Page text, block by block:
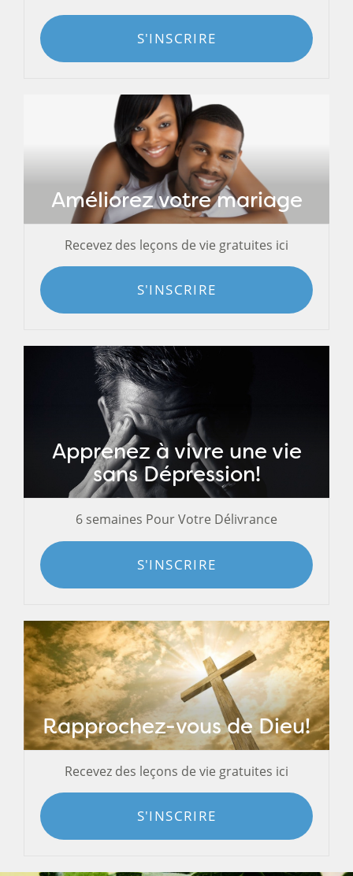
S'INSCRIRE
Améliorez votre mariage
Recevez des leçons de vie gratuites ici
S'INSCRIRE
Apprenez à vivre une vie
sans Dépression!
6 semaines Pour Votre Délivrance
S'INSCRIRE
Rapprochez-vous de Dieu!
Recevez des leçons de vie gratuites ici
S'INSCRIRE